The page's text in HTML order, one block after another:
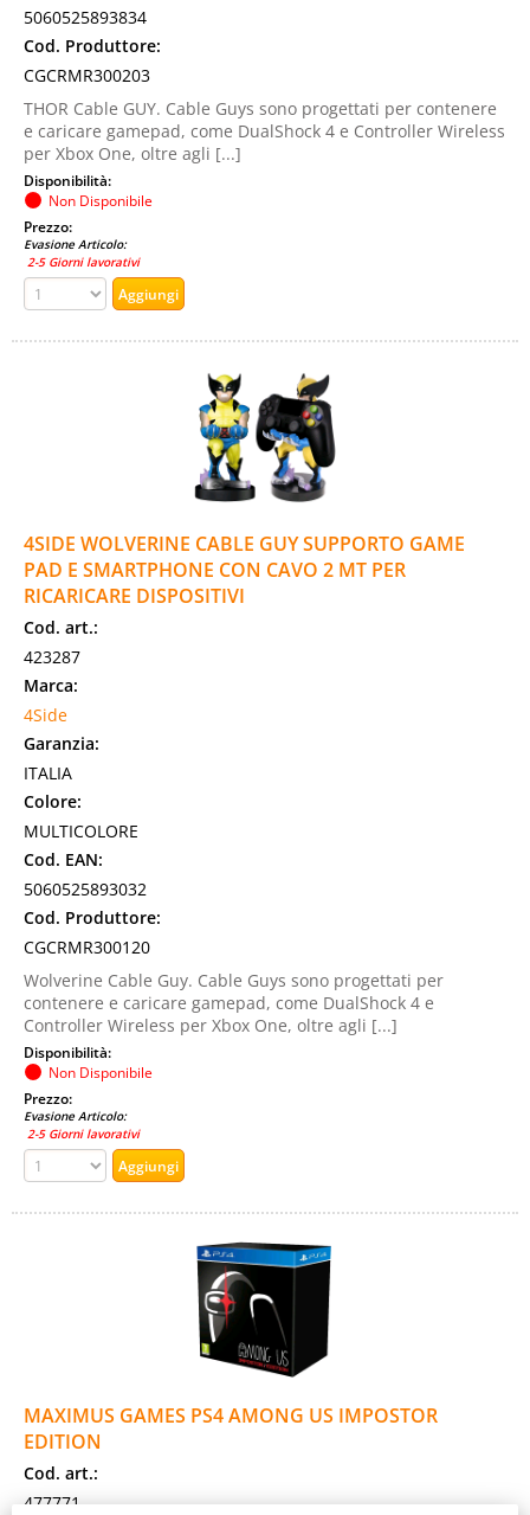
5060525893834
Cod. Produttore:
CGCRMR300203
THOR Cable GUY. Cable Guys sono progettati per contenere
e caricare gamepad, come DualShock 4 e Controller Wireless
per Xbox One, oltre agli [...]
Disponibilità:
Non Disponibile
Prezzo:
Evasione Articolo:
2-5 Giorni lavorativi
4SIDE WOLVERINE CABLE GUY SUPPORTO GAME
PAD E SMARTPHONE CON CAVO 2 MT PER
RICARICARE DISPOSITIVI
Cod. art.:
423287
Marca:
4Side
Garanzia:
ITALIA
Colore:
MULTICOLORE
Cod. EAN:
5060525893032
Cod. Produttore:
CGCRMR300120
Wolverine Cable Guy. Cable Guys sono progettati per
contenere e caricare gamepad, come DualShock 4 e
Controller Wireless per Xbox One, oltre agli [...]
Disponibilità:
Non Disponibile
Prezzo:
Evasione Articolo:
2-5 Giorni lavorativi
MAXIMUS GAMES PS4 AMONG US IMPOSTOR
EDITION
Cod. art.:
477771